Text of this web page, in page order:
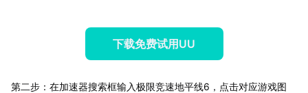
下载免费试用UU
第二步：在加速器搜索框输入极限竞速地平线6，点击对应游戏图